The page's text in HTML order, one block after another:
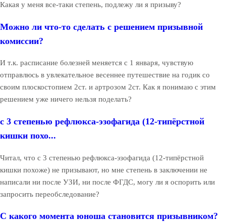
Какая у меня все-таки степень, подлежу ли я призыву?
Можно ли что-то сделать с решением призывной
комиссии?
И т.к. расписание болезней меняется с 1 января, чувствую
отправлюсь в увлекательное весеннее путешествие на годик со
своим плоскостопием 2ст. и артрозом 2ст. Как я понимаю с этим
решением уже ничего нельзя поделать?
с 3 степенью рефлюкса-эзофагида (12-типёрстной
кишки похо...
Читал, что с 3 степенью рефлюкса-эзофагида (12-типёрстной
кишки похоже) не призывают, но мне степень в заключении не
написали ни после УЗИ, ни после ФГДС, могу ли я оспорить или
запросить переобследование?
С какого момента юноша становится призывником?